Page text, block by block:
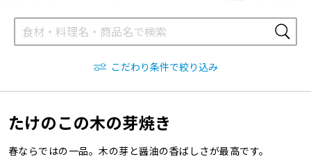
自由な詰め合わせ
特集
レシピ
こだわり条件で絞り込み
たけのこの木の芽焼き
春ならではの一品。木の芽と醤油の香ばしさが最高です。